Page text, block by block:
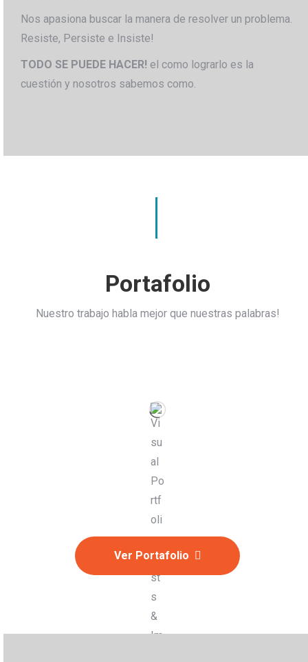
Nos apasiona buscar la manera de resolver un problema.
Resiste, Persiste e Insiste!
TODO SE PUEDE HACER! el como lograrlo es la
cuestión y nosotros sabemos como.
Portafolio
Nuestro trabajo habla mejor que nuestras palabras!
Ver Portafolio